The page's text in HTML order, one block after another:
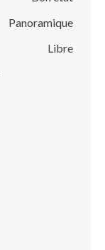
Panoramique
Libre